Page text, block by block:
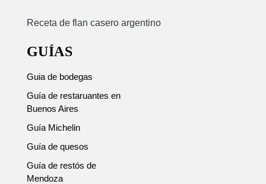
Receta de flan casero argentino
GUÍAS
Guia de bodegas
Guía de restaruantes en
Buenos Aires
Guía Michelin
Guía de quesos
Guía de restós de
Mendoza